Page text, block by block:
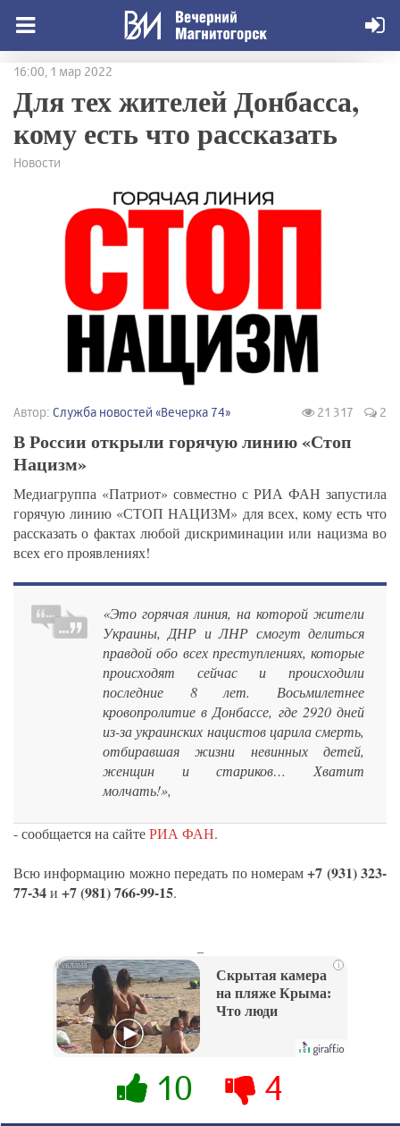
16:00, 1 мар 2022
Для тех жителей Донбасса,
кому есть что рассказать
Новости
Автор: Служба новостей «Вечерка 74» 21 317 2
В России открыли горячую линию «Стоп
Нацизм»
Медиагруппа «Патриот» совместно с РИА ФАН запустила
горячую линию «СТОП НАЦИЗМ» для всех, кому есть что
рассказать о фактах любой дискриминации или нацизма во
всех его проявлениях!
«Это горячая линия, на которой жители
Украины, ДНР и ЛНР смогут делиться
правдой обо всех преступлениях, которые
происходят сейчас и происходили
последние 8 лет. Восьмилетнее
кровопролитие в Донбассе, где 2920 дней
из-за украинских нацистов царила смерть,
отбиравшая жизни невинных детей,
женщин и стариков… Хватит
молчать!»,
- сообщается на сайтеРИА ФАН.
Всю информацию можно передать по номерам+7 (931) 323-
77-34и +7 (981) 766-99-15.
i
Скрытая камера
на пляже Крыма:
Что люди
их не видят...
10 4